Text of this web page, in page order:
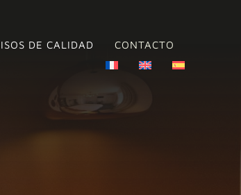
DE CALIDAD CONTACTO